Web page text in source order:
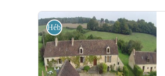
Hébergements